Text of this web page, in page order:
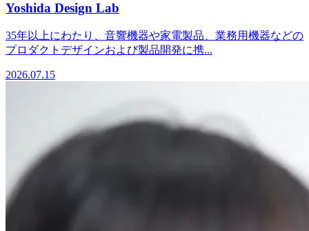
Yoshida Design Lab
35年以上にわたり、音響機器や家電製品、業務用機器などの
プロダクトデザインおよび製品開発に携...
2026.07.15